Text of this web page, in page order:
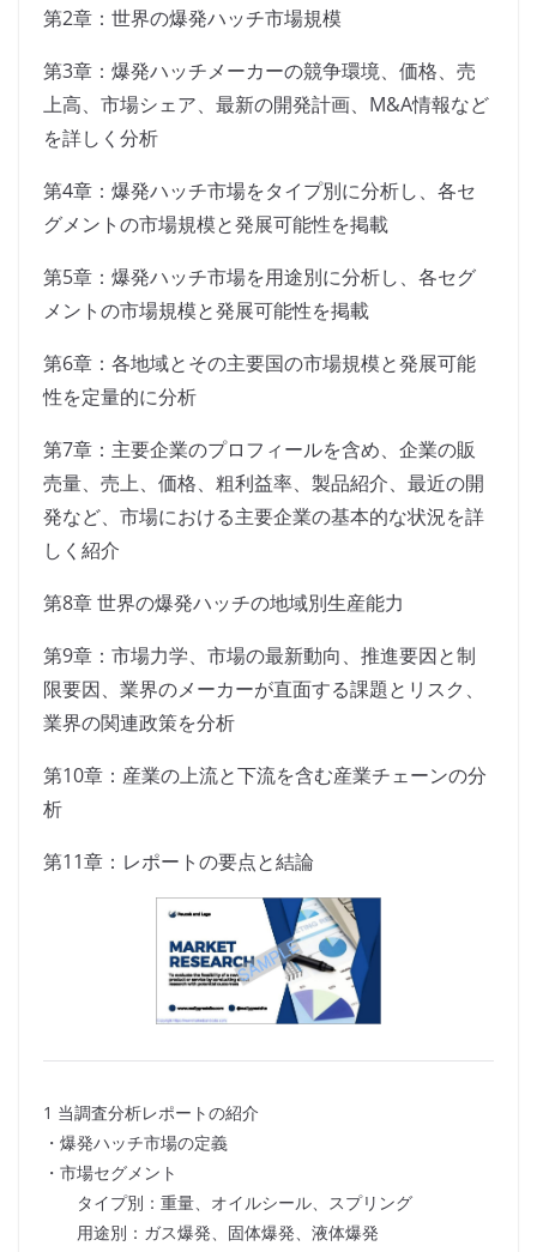
第2章：世界の爆発ハッチ市場規模
第3章：爆発ハッチメーカーの競争環境、価格、売
上高、市場シェア、最新の開発計画、M&A情報など
を詳しく分析
第4章：爆発ハッチ市場をタイプ別に分析し、各セ
グメントの市場規模と発展可能性を掲載
第5章：爆発ハッチ市場を用途別に分析し、各セグ
メントの市場規模と発展可能性を掲載
第6章：各地域とその主要国の市場規模と発展可能
性を定量的に分析
第7章：主要企業のプロフィールを含め、企業の販
売量、売上、価格、粗利益率、製品紹介、最近の開
発など、市場における主要企業の基本的な状況を詳
しく紹介
第8章 世界の爆発ハッチの地域別生産能力
第9章：市場力学、市場の最新動向、推進要因と制
限要因、業界のメーカーが直面する課題とリスク、
業界の関連政策を分析
第10章：産業の上流と下流を含む産業チェーンの分
析
第11章：レポートの要点と結論
1 当調査分析レポートの紹介
・爆発ハッチ市場の定義
・市場セグメント
タイプ別：重量、オイルシール、スプリング
用途別：ガス爆発、固体爆発、液体爆発